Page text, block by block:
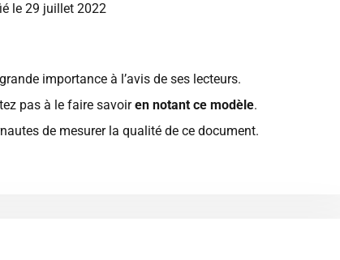
le 29 juillet 2022
importance à l’avis de ses lecteurs.
pas à le faire savoiren notant ce modèle.
de mesurer la qualité de ce document.